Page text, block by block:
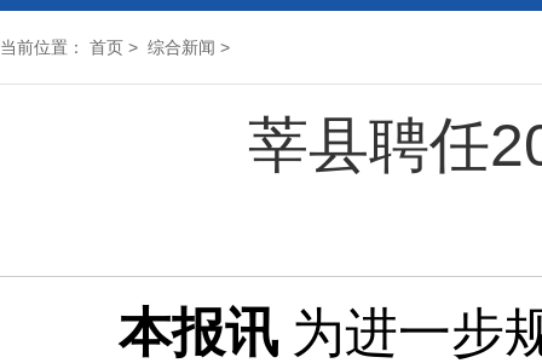
当前位置： 首页 > 综合新闻 >
莘县聘任
本报讯 为进一步